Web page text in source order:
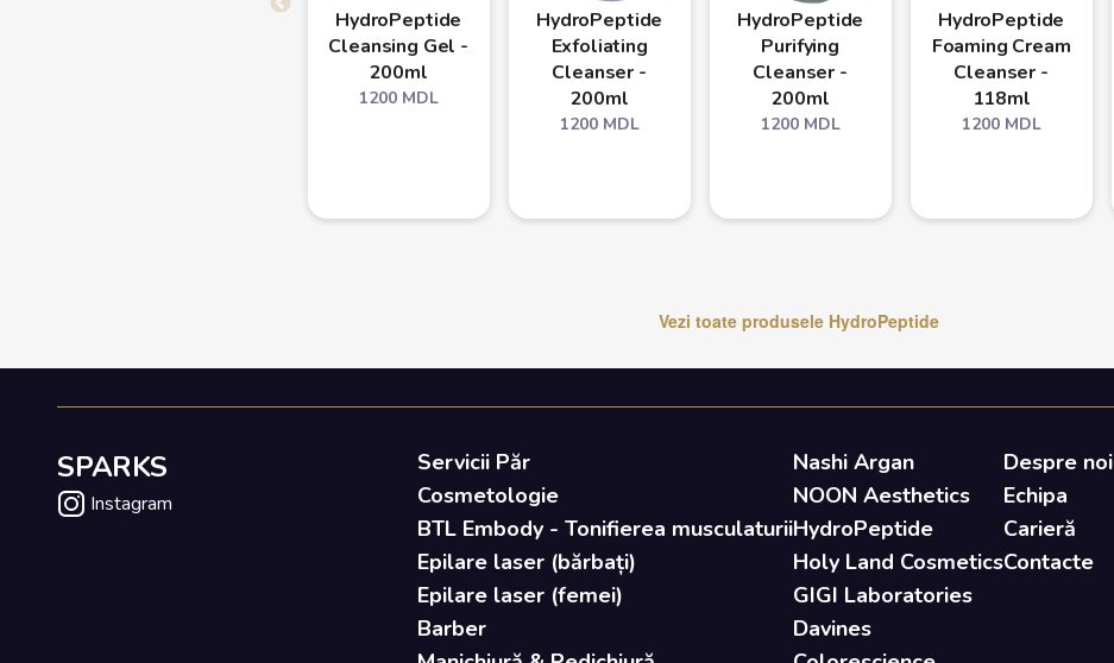
HydroPeptide
Cleansing Gel -
200ml
1200MDL
HydroPeptide
Exfoliating
Cleanser -
200ml
1200MDL
HydroPeptide
Purifying
Cleanser -
200ml
1200MDL
HydroPeptide
Foaming Cream
Cleanser -
118ml
1200MDL
Vezi toate produsele HydroPeptide
SPARKS
Instagram
Servicii Păr
Cosmetologie
BTL Embody - Tonifierea musculaturii
Epilare laser (bărbați)
Epilare laser (femei)
Barber
Nashi Argan
NOON Aesthetics
HydroPeptide
Holy Land Cosmetics
GIGI Laboratories
Davines
Despre noi
Echipa
Carieră
Contacte